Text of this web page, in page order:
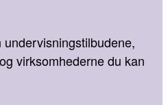
virksomhederne du kan